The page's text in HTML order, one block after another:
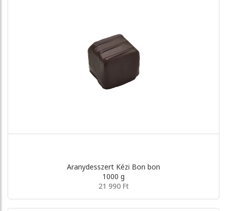
Aranydesszert Kézi Bon bon
1000 g
21 990 Ft